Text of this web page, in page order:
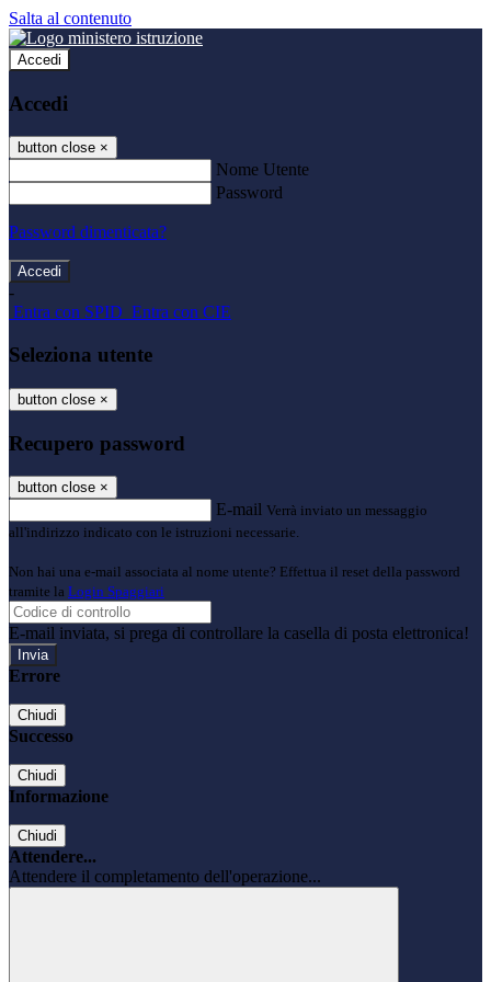
Salta al contenuto
Accedi
Accedi
button close ×
Nome Utente
Password
Password dimenticata?
-
Entra con SPID Entra con CIE
Seleziona utente
button close ×
Recupero password
button close ×
E-mail Verrà inviato un messaggio
all'indirizzo indicato con le istruzioni necessarie.
Non hai una e-mail associata al nome utente? Effettua il reset della password
tramite la Login Spaggiari
E-mail inviata, si prega di controllare la casella di posta elettronica!
Errore
Chiudi
Successo
Chiudi
Informazione
Chiudi
Attendere...
Attendere il completamento dell'operazione...